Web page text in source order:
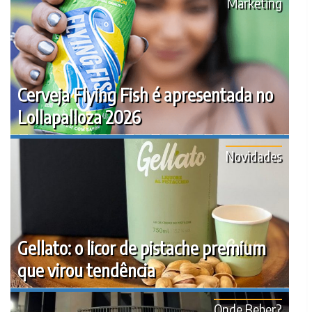
Cerveja Flying Fish é apresentada no
Lollapalloza 2026
Gellato: o licor de pistache premium
que virou tendência
Novidades